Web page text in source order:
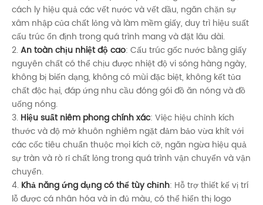
cách ly hiệu quả các vết nước và vết dầu, ngăn chặn sự
xâm nhập của chất lỏng và làm mềm giấy, duy trì hiệu suất
cấu trúc ổn định trong quá trình mang và đặt lâu dài.
2.An toàn chịu nhiệt độ cao: Cấu trúc gốc nước bằng giấy
nguyên chất có thể chịu được nhiệt độ vi sóng hàng ngày,
không bị biến dạng, không có mùi đặc biệt, không kết tủa
chất độc hại, đáp ứng nhu cầu đóng gói đồ ăn nóng và đồ
uống nóng.
3. Hiệu suất niêm phong chính xác: Việc hiệu chỉnh kích
thước và độ mở khuôn nghiêm ngặt đảm bảo vừa khít với
các cốc tiêu chuẩn thuộc mọi kích cỡ, ngăn ngừa hiệu quả
sự tràn và rò rỉ chất lỏng trong quá trình vận chuyển và vận
chuyển.
4. Khả năng ứng dụng có thể tùy chỉnh: Hỗ trợ thiết kế vị trí
lỗ được cá nhân hóa và in đủ màu, có thể hiển thị logo